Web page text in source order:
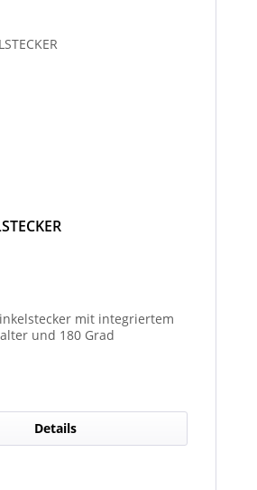
mit integriertem
und 180 Grad
Details